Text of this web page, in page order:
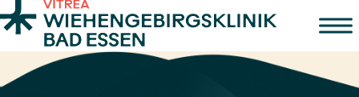
Zum Inhalt springen